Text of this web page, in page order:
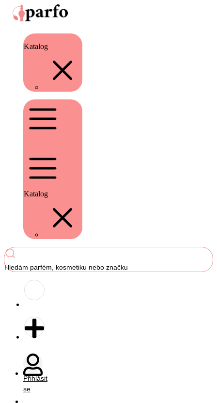
Katalog
Katalog
Hledám parfém, kosmetiku nebo značku
Přihlásit
se